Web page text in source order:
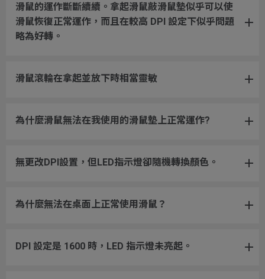
滑鼠的運作斷斷續續。拿起滑鼠敲滑鼠墊似乎可以使
滑鼠恢復正常運作，而且在較高 DPI 設定下似乎問題
略為好轉。
滑鼠滾輪在拿起並放下時相當靈敏
為什麼滑鼠無法在我使用的滑鼠墊上正常運作?
無更改DPI設置，但LED指示燈卻隨機轉換顏色。
為什麼無法在桌面上正常使用滑鼠？
DPI 設定是 1600 時，LED 指示燈未亮起。